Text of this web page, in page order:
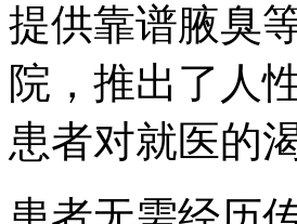
提供靠谱腋臭
院，推出了人
患者对就医的